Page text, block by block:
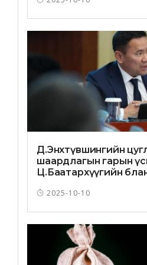
Д.Энхтүвшингийн
шаардлагын гарын
Ц.Баатархүүгийн
2025-10-10